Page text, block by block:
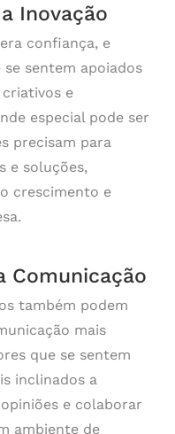
Inovação
confiança, e
sentem apoiados
e
especial pode ser
precisam para
e soluções,
crescimento e
Comunicação
também podem
mais
que se sentem
inclinados a
e colaborar
ambiente de